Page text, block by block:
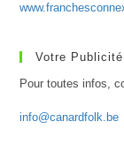
Votre
Pour toutes infos,
info@canardfolk.be